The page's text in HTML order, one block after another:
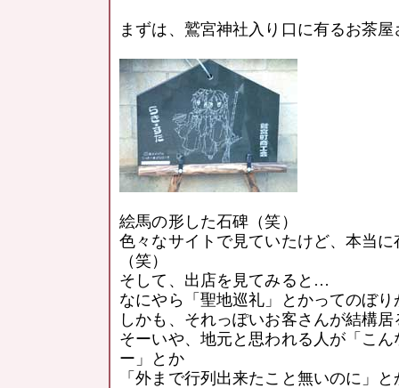
まずは、鷲宮神社入り口に有るお茶
絵馬の形した石碑（笑）
色々なサイトで見ていたけど、本当
（笑）
そして、出店を見てみると…
なにやら「聖地巡礼」とかってのぼ
しかも、それっぽいお客さんが結構
そーいや、地元と思われる人が「こ
ー」とか
「外まで行列出来たこと無いのに」